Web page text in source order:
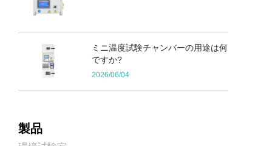
ミニ温度試験チャンバーの用途は何
ですか?
2026/06/04
製品